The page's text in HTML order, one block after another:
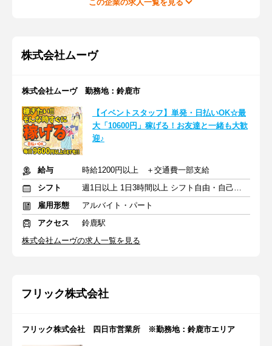
この企業の求人一覧を見る
株式会社ムーヴ
株式会社ムーヴ 勤務地：鈴鹿市
【イベントスタッフ】単発・日払いOK☆最
大「10600円」稼げる！お友達と一緒も大歓
迎♪
給与
時給1200円以上 ＋交通費一部支給
シフト
週1日以上 1日3時間以上 シフト自由・自己申告
雇用形態
アルバイト・パート
アクセス
鈴鹿駅
株式会社ムーヴの求人一覧を見る
フリック株式会社
フリック株式会社 四日市営業所 ※勤務地：鈴鹿市エリア